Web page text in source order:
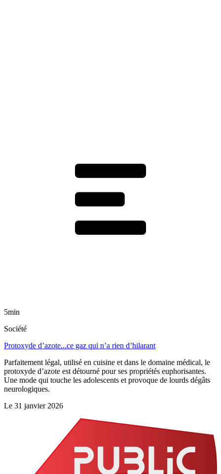
5min
Société
Protoxyde d’azote...ce gaz qui n’a rien d’hilarant
Parfaitement légal, utilisé en cuisine et dans le domaine médical, le
protoxyde d’azote est détourné pour ses propriétés euphorisantes.
Une mode qui touche les adolescents et provoque de lourds dégâts
neurologiques.
Le 31 janvier 2026